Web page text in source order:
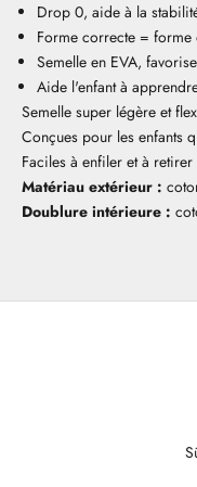
Drop 0, aide à la
Forme correcte =
Semelle en EVA,
Aide l'enfant à
Semelle super légère et
Conçues pour les enfants
Faciles à enfiler et à
Matériau extérieur :
Doublure intérieure :